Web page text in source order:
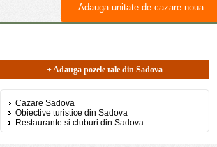
Adauga unitate de cazare noua
+ Adauga pozele tale din Sadova
Cazare Sadova
Obiective turistice din Sadova
Restaurante si cluburi din Sadova